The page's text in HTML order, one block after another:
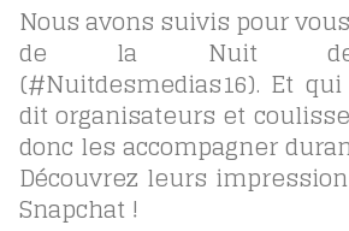
Nous avons suivis pour
de la Nuit
(#Nuitdesmedias16). Et
dit organisateurs et
donc les accompagner
Découvrez leurs
Snapchat !